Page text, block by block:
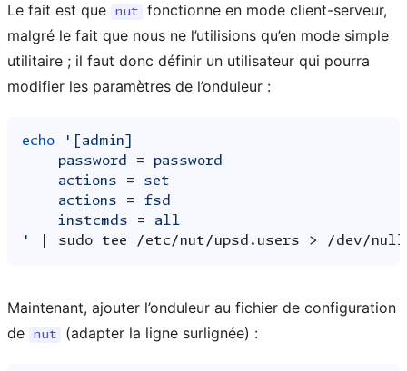
Le fait est que nut
fonctionne en mode client-serveur,
malgré le fait que nous ne l’utilisions qu’en mode simple
utilitaire ; il faut donc définir un utilisateur qui pourra
modifier les paramètres de l’onduleur :
echo
'[admin]
    password = password
    actions = set
    actions = fsd
    instcmds = all
'
sudo tee /etc/nut/upsd.users >
Maintenant, ajouter l’onduleur au fichier de configuration
de
nut (adapter la ligne surlignée) :